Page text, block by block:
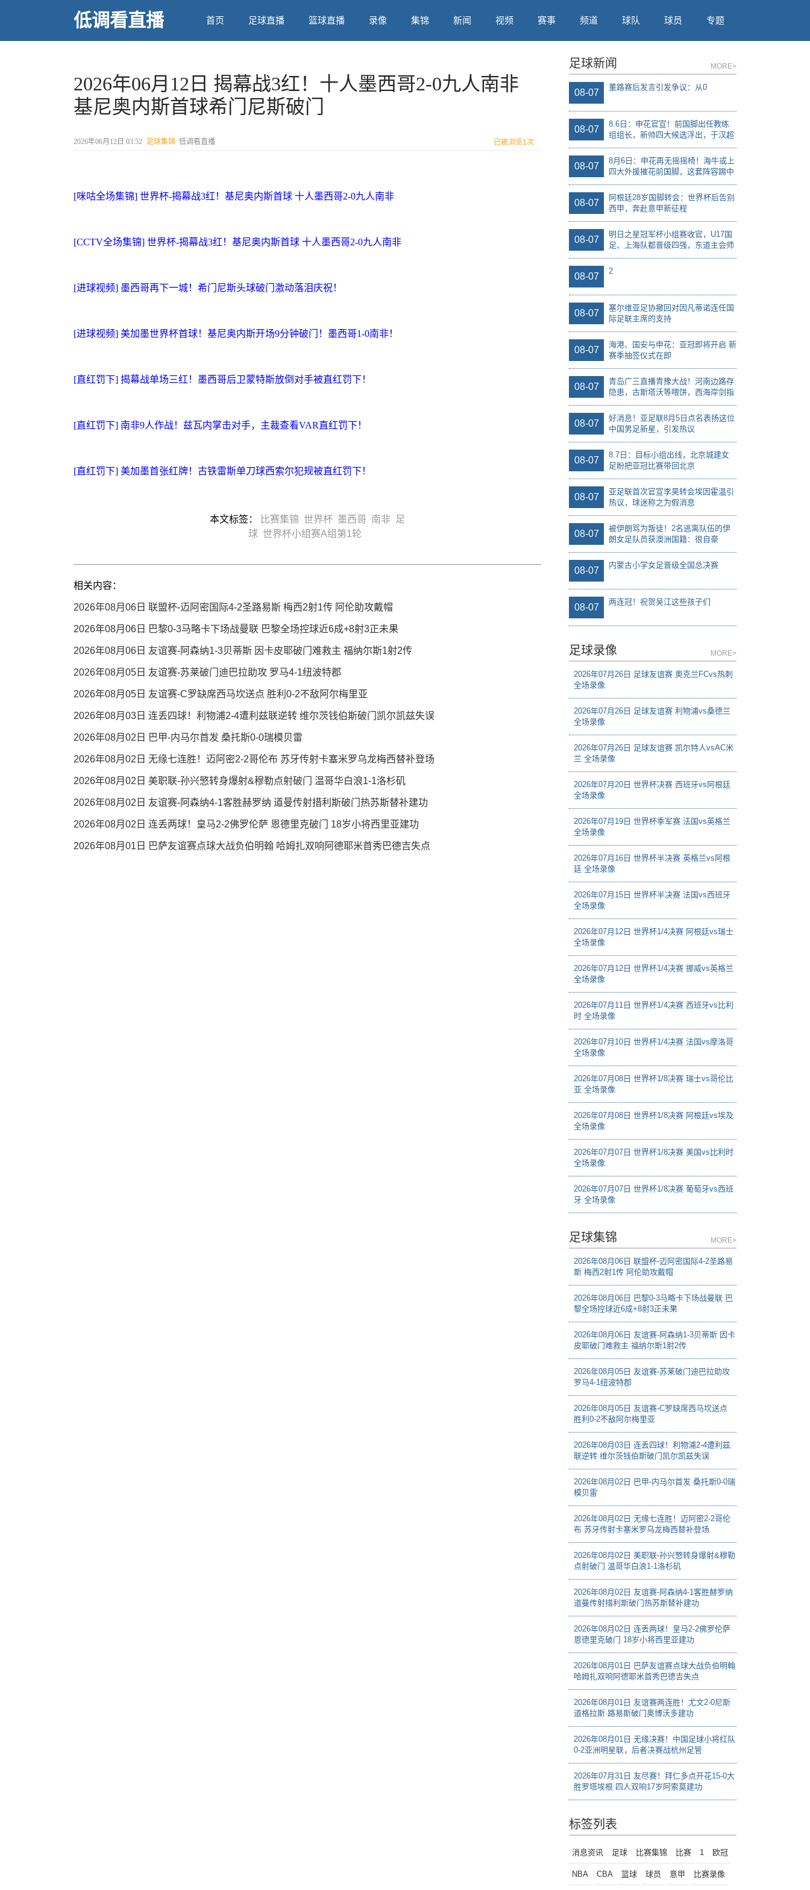
低调看直播 首页 足球直播 篮球直播 录像 集锦 新闻 视频 赛事 频道 球队 球员 专题
2026年06月12日 揭幕战3红！十人墨西哥2-0九人南非
基尼奥内斯首球希门尼斯破门
2026年06月12日 03:52 足球集锦 低调看直播 已被浏览1次
[咪咕全场集锦] 世界杯-揭幕战3红！基尼奥内斯首球 十人墨西哥2-0九人南非
[CCTV全场集锦] 世界杯-揭幕战3红！基尼奥内斯首球 十人墨西哥2-0九人南非
[进球视频] 墨西哥再下一城！希门尼斯头球破门激动落泪庆祝！
[进球视频] 美加墨世界杯首球！基尼奥内斯开场9分钟破门！墨西哥1-0南非！
[直红罚下] 揭幕战单场三红！墨西哥后卫蒙特斯放倒对手被直红罚下！
[直红罚下] 南非9人作战！兹瓦内掌击对手，主裁查看VAR直红罚下！
[直红罚下] 美加墨首张红牌！古铁雷斯单刀球西索尔犯规被直红罚下！
本文标签： 比赛集锦 世界杯 墨西哥 南非 足
球 世界杯小组赛A组第1轮
相关内容：
2026年08月06日 联盟杯-迈阿密国际4-2圣路易斯 梅西2射1传 阿伦助攻戴帽
2026年08月06日 巴黎0-3马略卡下场战曼联 巴黎全场控球近6成+8射3正未果
2026年08月06日 友谊赛-阿森纳1-3贝蒂斯 因卡皮耶破门难救主 福纳尔斯1射2传
2026年08月05日 友谊赛-苏莱破门迪巴拉助攻 罗马4-1纽波特郡
2026年08月05日 友谊赛-C罗缺席西马坎送点 胜利0-2不敌阿尔梅里亚
2026年08月03日 连丢四球！利物浦2-4遭利兹联逆转 维尔茨钱伯斯破门凯尔凯兹失误
2026年08月02日 巴甲-内马尔首发 桑托斯0-0瑞模贝雷
2026年08月02日 无缘七连胜！迈阿密2-2哥伦布 苏牙传射卡塞米罗乌龙梅西替补登场
2026年08月02日 美职联-孙兴慜转身爆射&穆勒点射破门 温哥华白浪1-1洛杉矶
2026年08月02日 友谊赛-阿森纳4-1客胜赫罗纳 道曼传射措利斯破门热苏斯替补建功
2026年08月02日 连丢两球！皇马2-2佛罗伦萨 恩德里克破门 18岁小将西里亚建功
2026年08月01日 巴萨友谊赛点球大战负伯明翰 哈姆扎双响阿德耶米首秀巴德吉失点
足球新闻 MORE>
08-07
董路赛后发言引发争议：从0
08-07
8.6日：申花官宣！前国脚出任教练
组组长，新帅四大候选浮出，于汉超
救火？
08-07
8月6日：申花再无摇摇椅！海牛或上
四大外援摧花前国脚，这套阵容踢中
甲都困难
08-07
阿根廷28岁国脚转会：世界杯后告别
西甲，奔赴意甲新征程
08-07
明日之星冠军杯小组赛收官，U17国
足、上海队都晋级四强，东道主会师
决赛？
08-07
2
08-07
塞尔维亚足协撤回对因凡蒂诺连任国
际足联主席的支持
08-07
海港、国安与申花：亚冠即将开启 新
赛季抽签仪式在即
08-07
青岛广三直播青豫大战！河南边路存
隐患，古斯塔沃等喂饼，西海岸剑指
亚冠
08-07
好消息！亚足联8月5日点名表扬这位
中国男足新星，引发热议
08-07
8.7日：目标小组出线，北京城建女
足盼把亚冠比赛带回北京
08-07
亚足联首次官宣李昊转会埃因霍温引
热议，球迷称之为假消息
08-07
被伊朗骂为叛徒！2名逃离队伍的伊
朗女足队员获澳洲国籍：很自豪
08-07
内蒙古小学女足晋级全国总决赛
08-07
两连冠！祝贺吴江这些孩子们
足球录像 MORE>
2026年07月26日 足球友谊赛 奥克兰FCvs热刺
全场录像
2026年07月26日 足球友谊赛 利物浦vs桑德兰
全场录像
2026年07月26日 足球友谊赛 凯尔特人vsAC米
兰 全场录像
2026年07月20日 世界杯决赛 西班牙vs阿根廷
全场录像
2026年07月19日 世界杯季军赛 法国vs英格兰
全场录像
2026年07月16日 世界杯半决赛 英格兰vs阿根
廷 全场录像
2026年07月15日 世界杯半决赛 法国vs西班牙
全场录像
2026年07月12日 世界杯1/4决赛 阿根廷vs瑞士
全场录像
2026年07月12日 世界杯1/4决赛 挪威vs英格兰
全场录像
2026年07月11日 世界杯1/4决赛 西班牙vs比利
时 全场录像
2026年07月10日 世界杯1/4决赛 法国vs摩洛哥
全场录像
2026年07月08日 世界杯1/8决赛 瑞士vs哥伦比
亚 全场录像
2026年07月08日 世界杯1/8决赛 阿根廷vs埃及
全场录像
2026年07月07日 世界杯1/8决赛 美国vs比利时
全场录像
2026年07月07日 世界杯1/8决赛 葡萄牙vs西班
牙 全场录像
足球集锦 MORE>
2026年08月06日 联盟杯-迈阿密国际4-2圣路易
斯 梅西2射1传 阿伦助攻戴帽
2026年08月06日 巴黎0-3马略卡下场战曼联 巴
黎全场控球近6成+8射3正未果
2026年08月06日 友谊赛-阿森纳1-3贝蒂斯 因卡
皮耶破门难救主 福纳尔斯1射2传
2026年08月05日 友谊赛-苏莱破门迪巴拉助攻
罗马4-1纽波特郡
2026年08月05日 友谊赛-C罗缺席西马坎送点
胜利0-2不敌阿尔梅里亚
2026年08月03日 连丢四球！利物浦2-4遭利兹
联逆转 维尔茨钱伯斯破门凯尔凯兹失误
2026年08月02日 巴甲-内马尔首发 桑托斯0-0瑞
模贝雷
2026年08月02日 无缘七连胜！迈阿密2-2哥伦
布 苏牙传射卡塞米罗乌龙梅西替补登场
2026年08月02日 美职联-孙兴慜转身爆射&穆勒
点射破门 温哥华白浪1-1洛杉矶
2026年08月02日 友谊赛-阿森纳4-1客胜赫罗纳
道曼传射措利斯破门热苏斯替补建功
2026年08月02日 连丢两球！皇马2-2佛罗伦萨
恩德里克破门 18岁小将西里亚建功
2026年08月01日 巴萨友谊赛点球大战负伯明翰
哈姆扎双响阿德耶米首秀巴德吉失点
2026年08月01日 友谊赛两连胜！尤文2-0尼斯
道格拉斯·路易斯破门奥博沃多建功
2026年08月01日 无缘决赛！中国足球小将红队
0-2亚洲明星联，后者决赛战杭州足管
2026年07月31日 友尽赛！拜仁多点开花15-0大
胜罗塔埃根 四人双响17岁阿索莫建功
标签列表
消息资讯 足球 比赛集锦 比赛 1 欧冠
NBA CBA 篮球 球员 意甲 比赛录像